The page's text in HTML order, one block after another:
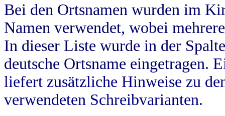
Bei den Ortsnamen wurden im
Namen verwendet, wobei
In dieser Liste wurde in der
deutsche Ortsname eingetragen.
liefert zusätzliche Hinweise zu
verwendeten Schreibvarianten.